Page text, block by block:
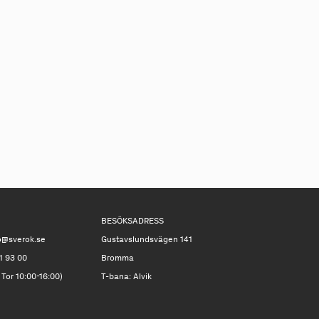
93 00
10:00-16:00)
BESÖKSADRESS
Gustavslundsvägen 141
Bromma
T-bana: Alvik